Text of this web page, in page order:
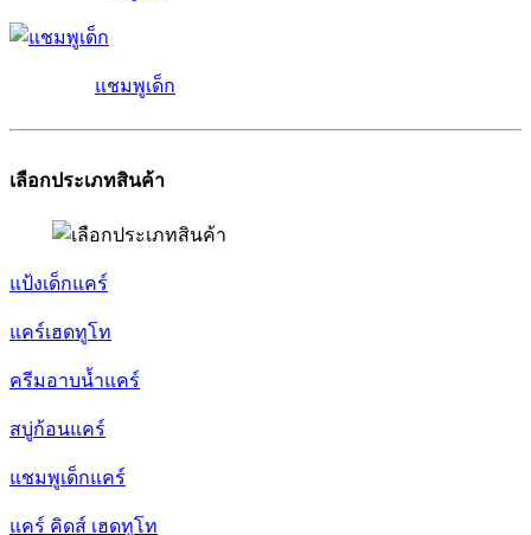
แชมพูเด็ก
เลือกประเภทสินค้า
แป้งเด็กแคร์
แคร์เฮดทูโท
ครีมอาบน้ำแคร์
สบู่ก้อนแคร์
แชมพูเด็กแคร์
แคร์ คิดส์ เฮดทูโท